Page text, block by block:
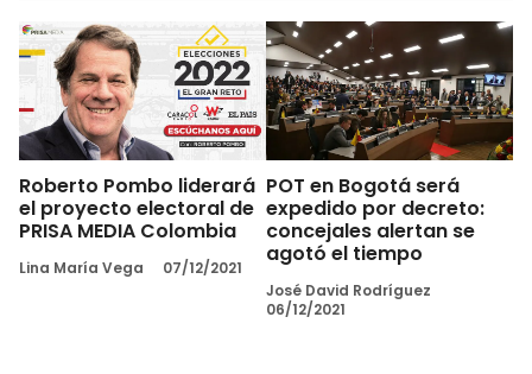
Roberto Pombo liderará
el proyecto electoral de
PRISA MEDIA Colombia
Lina María Vega 07/12/2021
POT en Bogotá será
expedido por decreto:
concejales alertan se
agotó el tiempo
José David Rodríguez
06/12/2021